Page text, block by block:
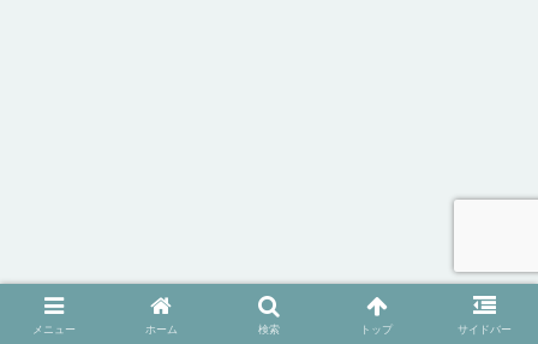
メニュー ホーム 検索 トップ サイドバー